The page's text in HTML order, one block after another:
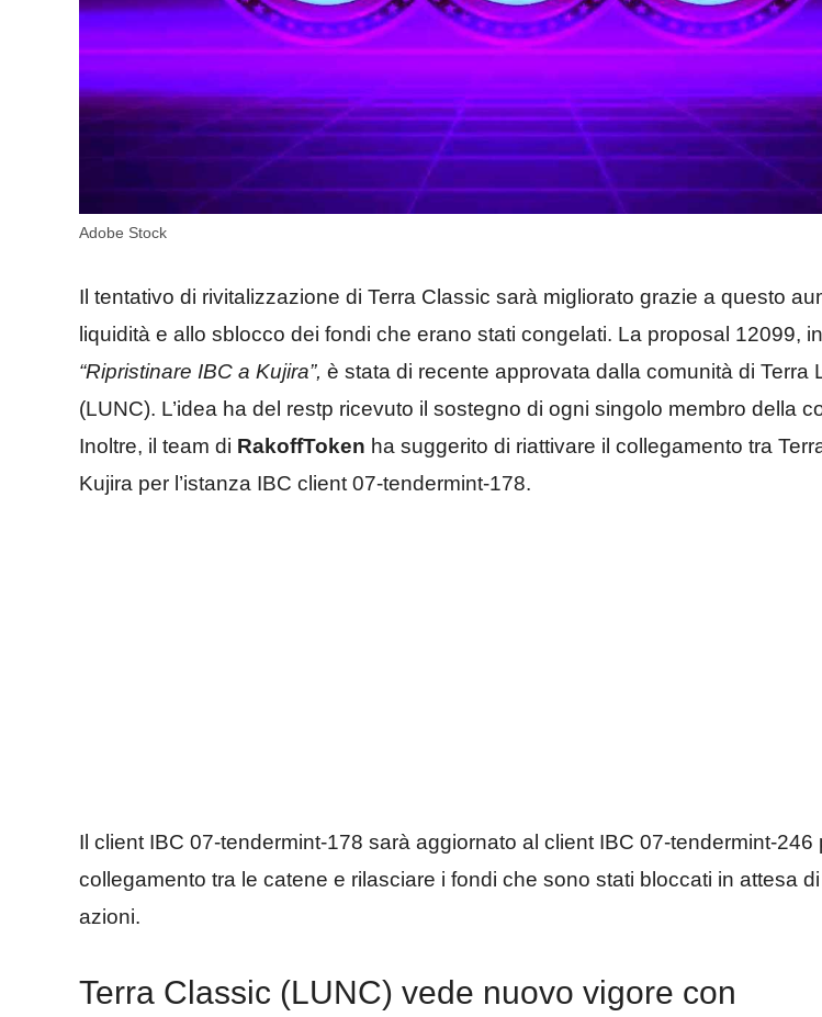
Adobe Stock
Il tentativo di rivitalizzazione di Terra Classic sarà migliorato grazie a questo
liquidità e allo sblocco dei fondi che erano stati congelati. La proposal 12099,
“Ripristinare IBC a Kujira”, è stata di recente approvata dalla comunità di Terra
(LUNC). L’idea ha del restp ricevuto il sostegno di ogni singolo membro della
Inoltre, il team di RakoffToken ha suggerito di riattivare il collegamento tra
Kujira per l’istanza IBC client 07-tendermint-178.
Il client IBC 07-tendermint-178 sarà aggiornato al client IBC 07-tendermint-246
collegamento tra le catene e rilasciare i fondi che sono stati bloccati in attesa
azioni.
Terra Classic (LUNC) vede nuovo vigore con